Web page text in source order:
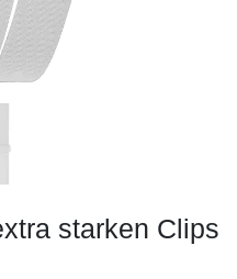
starken Clips